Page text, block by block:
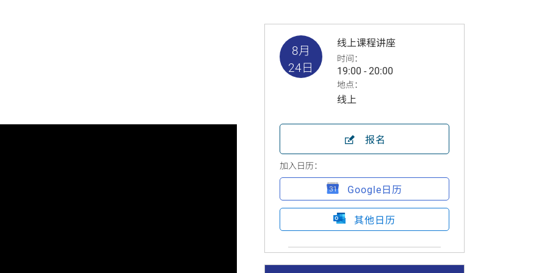
8月
24日
线上课程讲座
时间：
19:00 - 20:00
地点：
线上
报名
加入日历：
Google日历
其他日历